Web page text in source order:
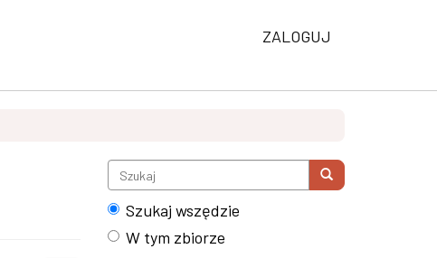
ZALOGUJ
Szukaj wszędzie
W tym zbiorze